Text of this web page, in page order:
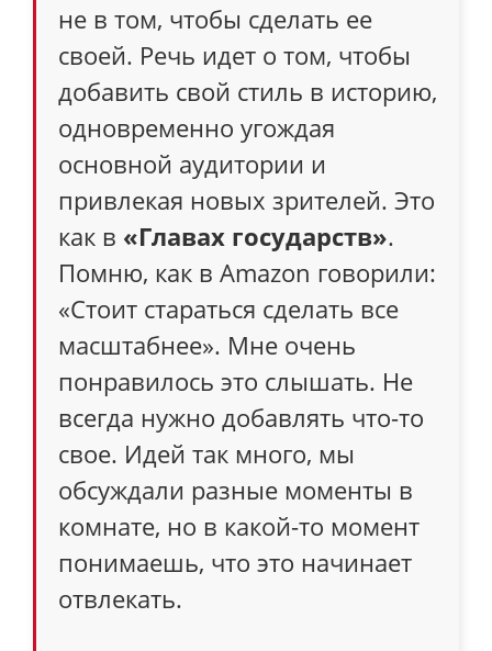
не в том, чтобы сделать ее
своей. Речь идет о том, чтобы
добавить свой стиль в историю,
одновременно угождая
основной аудитории и
привлекая новых зрителей. Это
как в «Главах государств».
Помню, как в Amazon говорили:
«Стоит стараться сделать все
масштабнее». Мне очень
понравилось это слышать. Не
всегда нужно добавлять что-то
свое. Идей так много, мы
обсуждали разные моменты в
комнате, но в какой-то момент
понимаешь, что это начинает
отвлекать.